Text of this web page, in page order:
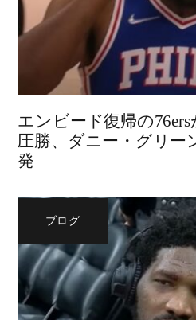
エンビード復帰の
圧勝、ダニー・グリー
発
ブログ